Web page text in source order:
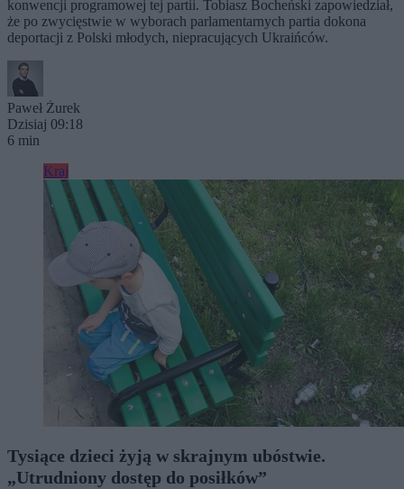
konwencji programowej tej partii. Tobiasz Bocheński zapowiedział,
że po zwycięstwie w wyborach parlamentarnych partia dokona
deportacji z Polski młodych, niepracujących Ukraińców.
Paweł Żurek
Dzisiaj 09:18
6 min
Kraj
Tysiące dzieci żyją w skrajnym ubóstwie.
„Utrudniony dostęp do posiłków”